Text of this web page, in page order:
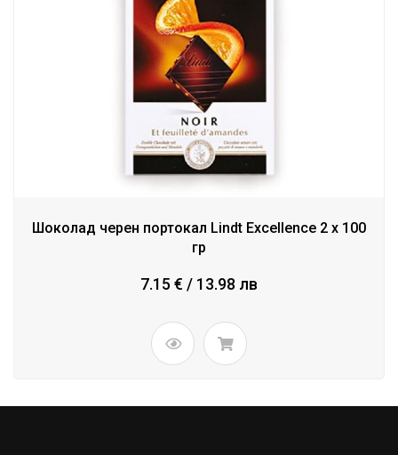
Шоколад черен портокал Lindt Excellence 2 x 100
гр
7.15 € / 13.98 лв